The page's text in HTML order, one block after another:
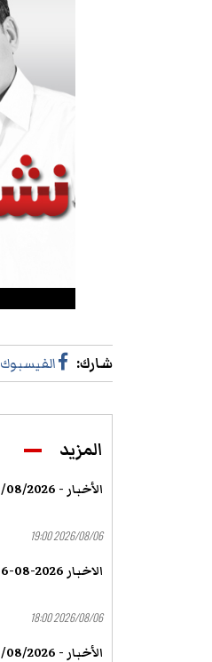
شارك: الفيسبوك
المزيد
الأخبار - 06/08/2026 - 19:00
2026/08/06 19:00
الاخبار 2026-08-06 18:00
2026/08/06 18:00
الأخبار - 06/08/2026 - 17:00